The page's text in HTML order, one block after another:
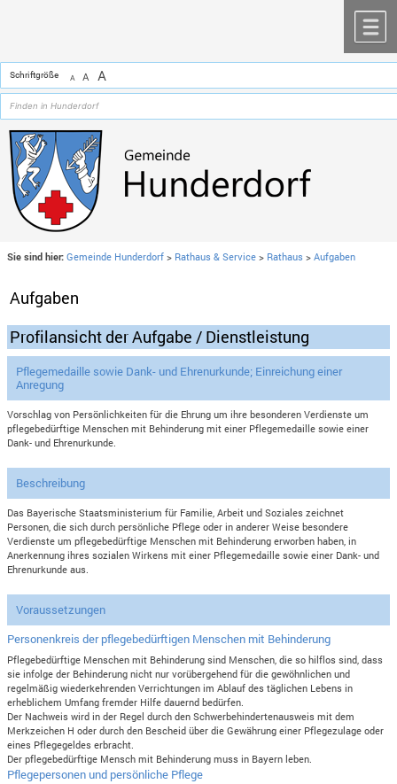
Schriftgröße A A A
Sie sind hier: Gemeinde Hunderdorf > Rathaus & Service > Rathaus >Aufgaben
Aufgaben
Profilansicht der Aufgabe / Dienstleistung
Pflegemedaille sowie Dank- und Ehrenurkunde; Einreichung einer
Anregung
Vorschlag von Persönlichkeiten für die Ehrung um ihre besonderen Verdienste um
pflegebedürftige Menschen mit Behinderung mit einer Pflegemedaille sowie einer
Dank- und Ehrenurkunde.
Beschreibung
Das Bayerische Staatsministerium für Familie, Arbeit und Soziales zeichnet
Personen, die sich durch persönliche Pflege oder in anderer Weise besondere
Verdienste um pflegebedürftige Menschen mit Behinderung erworben haben, in
Anerkennung ihres sozialen Wirkens mit einer Pflegemedaille sowie einer Dank- und
Ehrenurkunde aus.
Voraussetzungen
Personenkreis der pflegebedürftigen Menschen mit Behinderung
Pflegebedürftige Menschen mit Behinderung sind Menschen, die so hilflos sind, dass
sie infolge der Behinderung nicht nur vorübergehend für die gewöhnlichen und
regelmäßig wiederkehrenden Verrichtungen im Ablauf des täglichen Lebens in
erheblichem Umfang fremder Hilfe dauernd bedürfen.
Der Nachweis wird in der Regel durch den Schwerbehindertenausweis mit dem
Merkzeichen H oder durch den Bescheid über die Gewährung einer Pflegezulage oder
eines Pflegegeldes erbracht.
Der pflegebedürftige Mensch mit Behinderung muss in Bayern leben.
Pflegepersonen und persönliche Pflege